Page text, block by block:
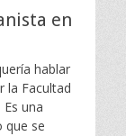
en
hablar
la Facultad
. Es una
que se